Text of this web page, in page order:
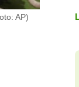
AP)